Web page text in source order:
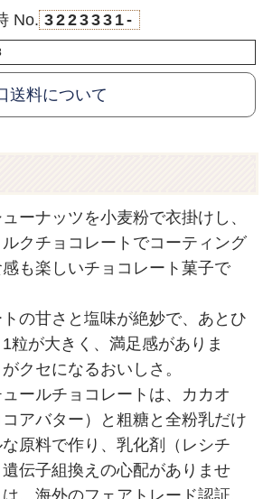
No. 3223331-
送料について
ーナッツを小麦粉で衣掛けし、
クチョコレートでコーティング
も楽しいチョコレート菓子で
の甘さと塩味が絶妙で、あとひ
粒が大きく、満足感がありま
クセになるおいしさ。
ールチョコレートは、カカオ
コアバター）と粗糖と全粉乳だけ
原料で作り、乳化剤（レシチ
伝子組換えの心配がありませ